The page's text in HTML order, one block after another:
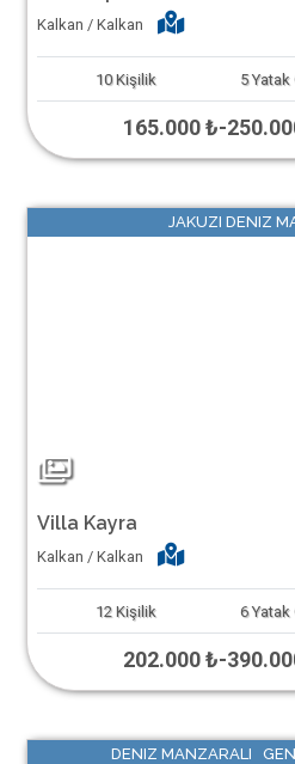
Kalkan / Kalkan
10 Kişilik 5 Yatak
165.000 ₺-
JAKUZI DENIZ
Villa Kayra
Kalkan / Kalkan
12 Kişilik 6 Yatak
202.000 ₺-
DENIZ MANZARALI